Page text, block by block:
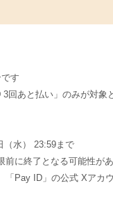
す
回あと払い」のみが対象
（水） 23:59まで
に終了となる可能性があ
Pay ID」の公式 Xアカ